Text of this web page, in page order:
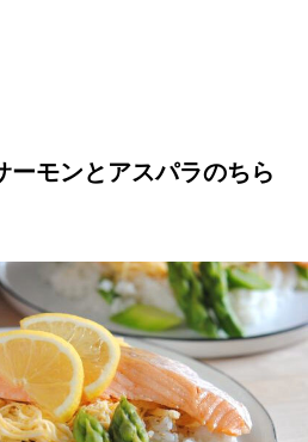
モンとアスパラのちら